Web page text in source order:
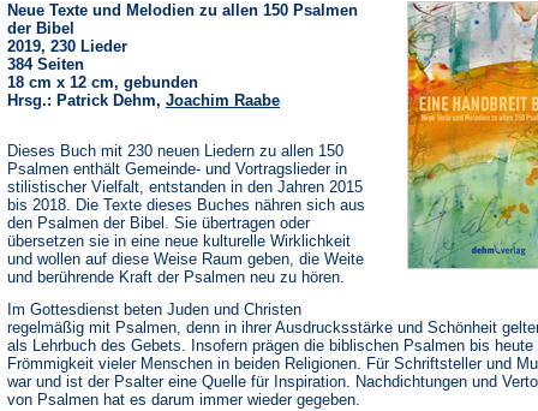
Neue Texte und Melodien zu allen 150 Psalmen
der Bibel
2019, 230 Lieder
384 Seiten
18 cm x 12 cm, gebunden
Hrsg.: Patrick Dehm, Joachim Raabe
Dieses Buch mit 230 neuen Liedern zu allen 150
Psalmen enthält Gemeinde- und Vortragslieder in
stilistischer Vielfalt, entstanden in den Jahren 2015
bis 2018. Die Texte dieses Buches nähren sich aus
den Psalmen der Bibel. Sie übertragen oder
übersetzen sie in eine neue kulturelle Wirklichkeit
und wollen auf diese Weise Raum geben, die Weite
und berührende Kraft der Psalmen neu zu hören.
Im Gottesdienst beten Juden und Christen
regelmäßig mit Psalmen, denn in ihrer Ausdrucksstärke und Schönheit
als Lehrbuch des Gebets. Insofern prägen die biblischen Psalmen bis heute
Frömmigkeit vieler Menschen in beiden Religionen. Für Schriftsteller und
war und ist der Psalter eine Quelle für Inspiration. Nachdichtungen und
von Psalmen hat es darum immer wieder gegeben.